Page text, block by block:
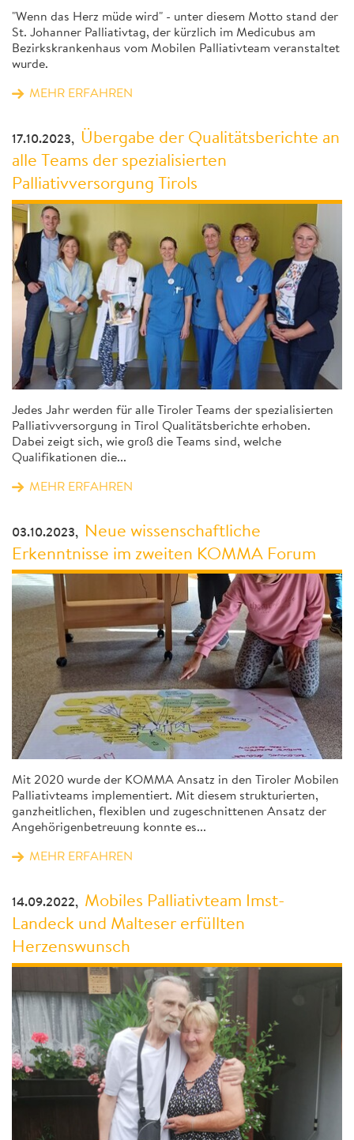
"Wenn das Herz müde wird" - unter diesem Motto stand der
St. Johanner Palliativtag, der kürzlich im Medicubus am
Bezirkskrankenhaus vom Mobilen Palliativteam veranstaltet
wurde.
MEHR ERFAHREN
17.10.2023,
Übergabe der Qualitätsberichte an
alle Teams der spezialisierten
Palliativversorgung Tirols
Jedes Jahr werden für alle Tiroler Teams der spezialisierten
Palliativversorgung in Tirol Qualitätsberichte erhoben.
Dabei zeigt sich, wie groß die Teams sind, welche
Qualifikationen die...
MEHR ERFAHREN
03.10.2023,
Neue wissenschaftliche
Erkenntnisse im zweiten KOMMA Forum
Mit 2020 wurde der KOMMA Ansatz in den Tiroler Mobilen
Palliativteams implementiert. Mit diesem strukturierten,
ganzheitlichen, flexiblen und zugeschnittenen Ansatz der
Angehörigenbetreuung konnte es...
MEHR ERFAHREN
14.09.2022, Mobiles Palliativteam Imst-
Landeck und Malteser erfüllten
Herzenswunsch